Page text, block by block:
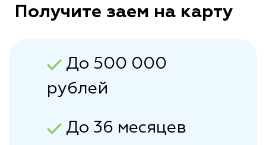
Получите заем на карту
До 500 000
рублей
До 36 месяцев